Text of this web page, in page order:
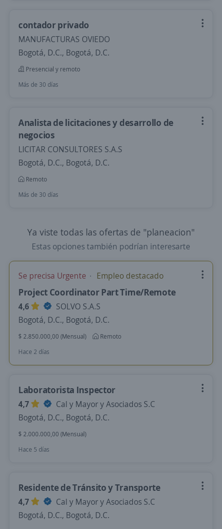
contador privado
MANUFACTURAS OVIEDO
Bogotá, D.C., Bogotá, D.C.
Presencial y remoto
Más de 30 días
Analista de licitaciones y desarrollo de
negocios
LICITAR CONSULTORES S.A.S
Bogotá, D.C., Bogotá, D.C.
Remoto
Más de 30 días
Ya viste todas las ofertas de "planeacion"
Estas opciones también podrían interesarte
Se precisa Urgente Empleo destacado
Project Coordinator Part Time/Remote
4,6
SOLVO S.A.S
Bogotá, D.C., Bogotá, D.C.
$ 2.850.000,00 (Mensual)
Remoto
Hace 2 días
Laboratorista Inspector
4,7
Cal y Mayor y Asociados S.C
Bogotá, D.C., Bogotá, D.C.
$ 2.000.000,00 (Mensual)
Hace 5 días
Residente de Tránsito y Transporte
4,7
Cal y Mayor y Asociados S.C
Bogotá, D.C., Bogotá, D.C.